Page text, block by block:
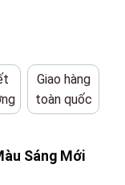
Giao hàng
toàn quốc
Sáng Mới